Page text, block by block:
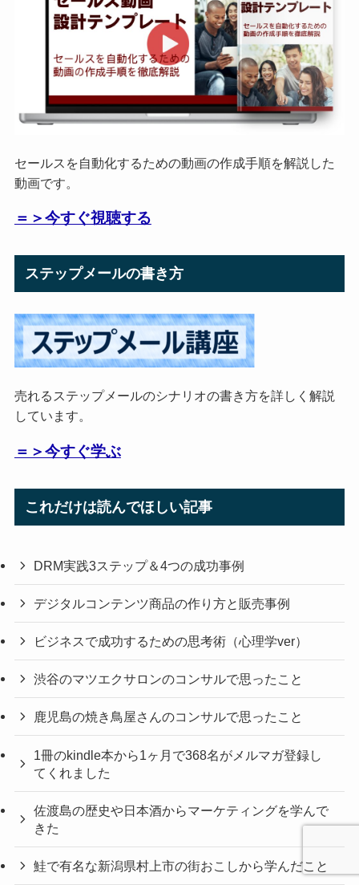
セールスを自動化するための動画の作成手順を解説した
動画です。
＝＞今すぐ視聴する
ステップメールの書き方
売れるステップメールのシナリオの書き方を詳しく解説
しています。
＝＞今すぐ学ぶ
これだけは読んでほしい記事
DRM実践3ステップ＆4つの成功事例
デジタルコンテンツ商品の作り方と販売事例
ビジネスで成功するための思考術（心理学ver）
渋谷のマツエクサロンのコンサルで思ったこと
鹿児島の焼き鳥屋さんのコンサルで思ったこと
1冊のkindle本から1ヶ月で368名がメルマガ登録し
てくれました
佐渡島の歴史や日本酒からマーケティングを学んで
きた
鮭で有名な新潟県村上市の街おこしから学んだこと